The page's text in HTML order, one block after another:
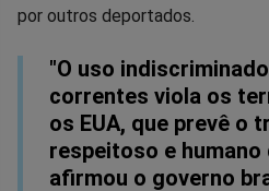
por outros deportados.
"O uso
correntes viola os
os EUA, que prevê o
respeitoso e
afirmou o governo